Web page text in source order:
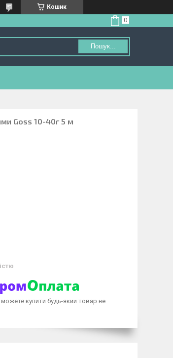
Кошик
Пошук...
Goss 10-40г 5 м
можете купити будь-який товар не